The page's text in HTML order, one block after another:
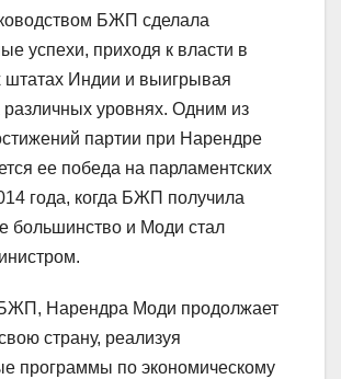
БЖП сделала
успехи, приходя к власти в
штатах Индии и выигрывая
уровнях. Одним из
партии при Нарендре
ее победа на парламентских
года, когда БЖП получила
большинство и Моди стал
Нарендра Моди продолжает
страну, реализуя
программы по экономическому